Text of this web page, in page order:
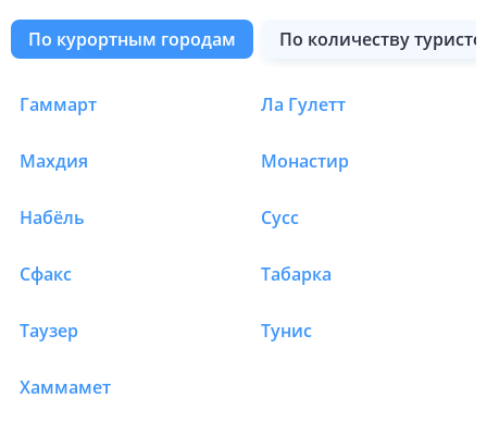
по курортным городам по количеству
Туры в Тунис
Гаммарт Ла Гулетт
Махдия Монастир
Набёль Сусс
Сфакс Табарка
Таузер Тунис
Хаммамет